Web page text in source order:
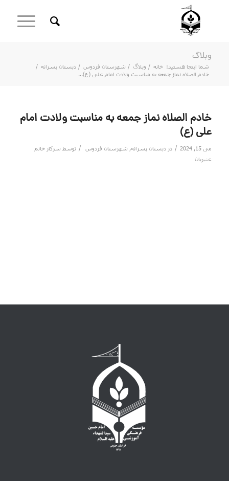
وبلاگ
شما اینجا هستید: خانه / وبلاگ / شهرستان فردوس / دبستان پسرانه /
خادم الصلاه نماز جمعه به مناسبت ولادت امام علی (ع)...
خادم الصلاه نماز جمعه به مناسبت ولادت امام
علی (ع)
می 15, 2024 / در دبستان پسرانه, شهرستان فردوس / توسط سرکار خانم
عنبریان